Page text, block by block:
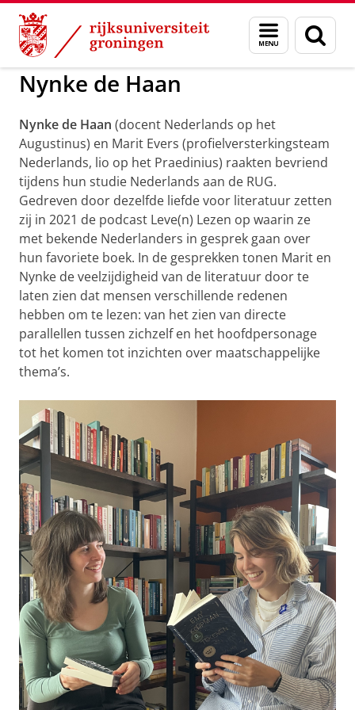
Skip
Content
Skip
Navigation
Menu
en
zoeken
GMW Dag van Taal, Kunsten en Cultuur
Nynke de Haan
Nynke de Haan (docent Nederlands op het
Augustinus) en Marit Evers (profielversterkingsteam
Nederlands, lio op het Praedinius) raakten bevriend
tijdens hun studie Nederlands aan de RUG.
Gedreven door dezelfde liefde voor literatuur zetten
zij in 2021 de podcast Leve(n) Lezen op waarin ze
met bekende Nederlanders in gesprek gaan over
hun favoriete boek. In de gesprekken tonen Marit en
Nynke de veelzijdigheid van de literatuur door te
laten zien dat mensen verschillende redenen
hebben om te lezen: van het zien van directe
parallellen tussen zichzelf en het hoofdpersonage
tot het komen tot inzichten over maatschappelijke
thema’s.